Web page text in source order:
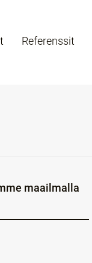
Referenssit
maailmalla